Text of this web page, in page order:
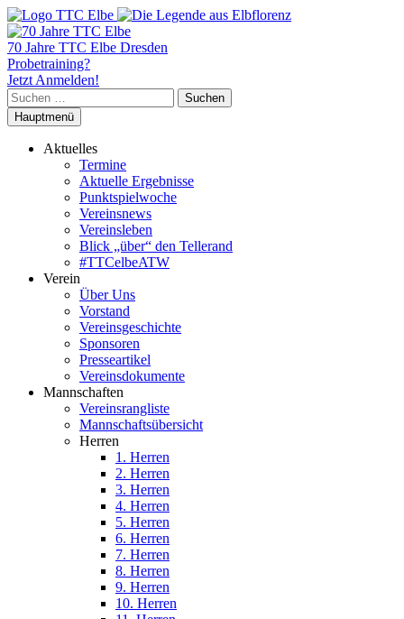
70 Jahre TTC Elbe Dresden
Probetraining?
Jetzt Anmelden!
Suchen
nach:
Hauptmenü
Aktuelles
Termine
Aktuelle Ergebnisse
Punktspielwoche
Vereinsnews
Vereinsleben
Blick „über“ den Tellerand
#TTCelbeATW
Verein
Über Uns
Vorstand
Vereinsgeschichte
Sponsoren
Presseartikel
Vereinsdokumente
Mannschaften
Vereinsrangliste
Mannschaftsübersicht
Herren
1. Herren
2. Herren
3. Herren
4. Herren
5. Herren
6. Herren
7. Herren
8. Herren
9. Herren
10. Herren